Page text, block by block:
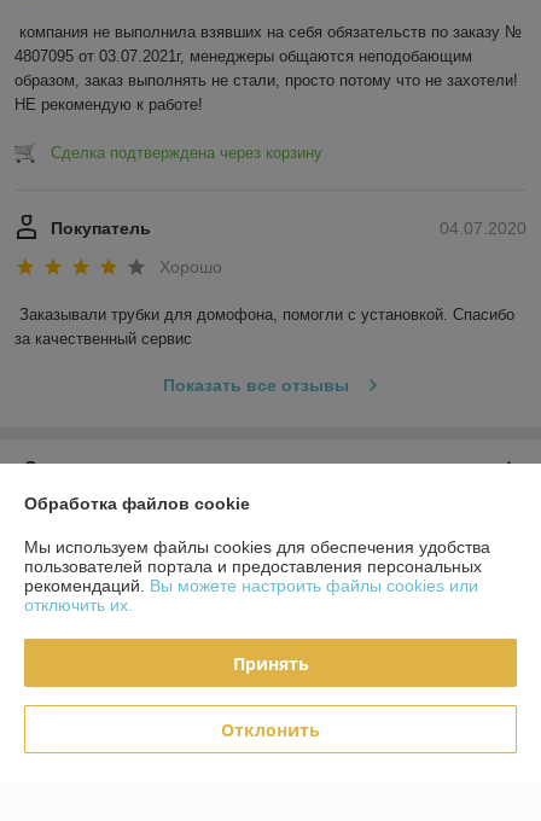
компания не выполнила взявших на себя обязательств по заказу №
4807095 от 03.07.2021г, менеджеры общаются неподобающим
образом, заказ выполнять не стали, просто потому что не захотели!
НЕ рекомендую к работе!
Сделка подтверждена через корзину
04.07.2020
Покупатель
Хорошо
Заказывали трубки для домофона, помогли с установкой. Спасибо
за качественный сервис
Показать все отзывы
О нас
Доставка и оплата
График работы
Полная версия сайта
Политика обработки cookies
Обработка файлов cookie
Мы используем файлы cookies для обеспечения удобства
пользователей портала и предоставления персональных
рекомендаций. Вы можете настроить файлы cookies или
отключить их.
Принять
Отклонить